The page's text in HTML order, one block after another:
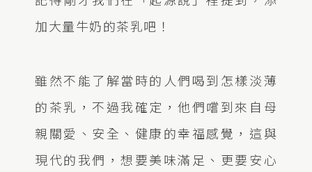
加大量牛奶的茶乳吧！
雖然不能了解當時的人們喝到怎樣淡薄
的茶乳，不過我確定，他們嚐到來自母
親關愛、安全、健康的幸福感覺，這與
現代的我們，想要美味滿足、更要安心